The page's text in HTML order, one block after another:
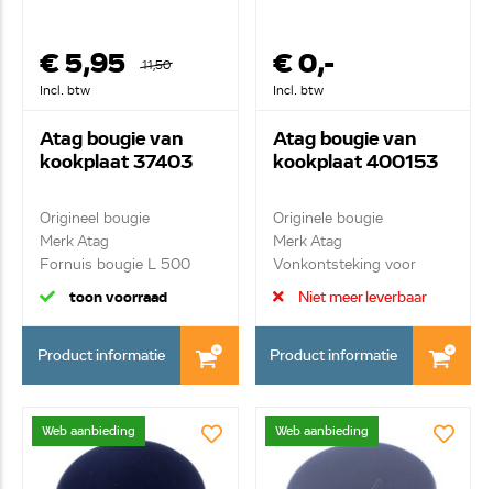
€ 5,95
11,50
Incl. btw
Atag bougie van
kookplaat 37403
Origineel bougie
Merk Atag
Fornuis bougie L 500
toon voorraad
Product informatie
€ 0,-
Incl. btw
Atag bougie van
kookplaat 400153
Originele bougie
Merk Atag
Vonkontsteking voor
normale br...
Niet meer leverbaar
Product informatie
Web aanbieding Web aanbieding